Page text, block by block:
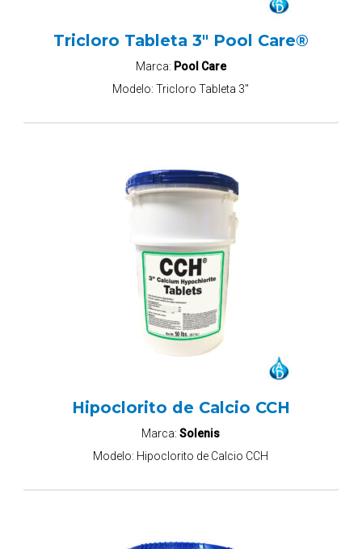
Tricloro Tableta 3" Pool Care®
Marca: Pool Care
Modelo:Tricloro Tableta 3"
Hipoclorito de Calcio CCH
Marca:Solenis
Modelo: Hipoclorito de Calcio CCH